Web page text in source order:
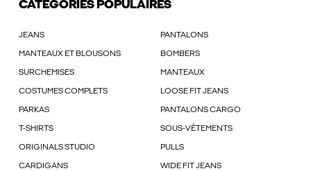
CATÉGORIES POPULAIRES
JEANS PANTALONS
MANTEAUX ET BLOUSONS BOMBERS
SURCHEMISES MANTEAUX
COSTUMES COMPLETS LOOSE FIT JEANS
PARKAS PANTALONS CARGO
T-SHIRTS SOUS-VÊTEMENTS
ORIGINALS STUDIO PULLS
CARDIGANS WIDE FIT JEANS